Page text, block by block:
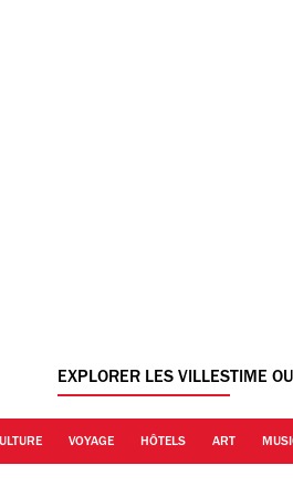
EXPLORER LES VILLESTIME
VOYAGE HÔTELS ART